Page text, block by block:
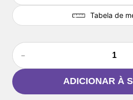
Tabela de
－
ADICIONAR À